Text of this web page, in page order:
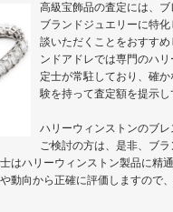
高級宝飾品の査定には、
ブランドジュエリーに特
談いただくことをおすす
ンドアドレでは専門のハ
定士が常駐しており、確
験を持って査定額を提示し
ハリーウィンストンのブ
ご検討の方は、是非、ブ
はハリーウィンストン製品に精
動向から正確に評価しますので